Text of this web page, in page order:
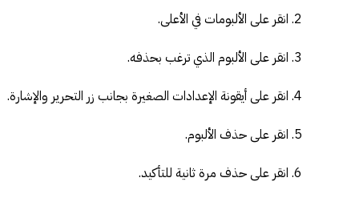
انقر على الألبومات في الأعلى.
انقر على الألبوم الذي ترغب بحذفه.
انقر على أيقونة الإعدادات الصغيرة بجانب زر التحرير والإشارة.
انقر على حذف الألبوم.
انقر على حذف مرة ثانية للتأكيد.